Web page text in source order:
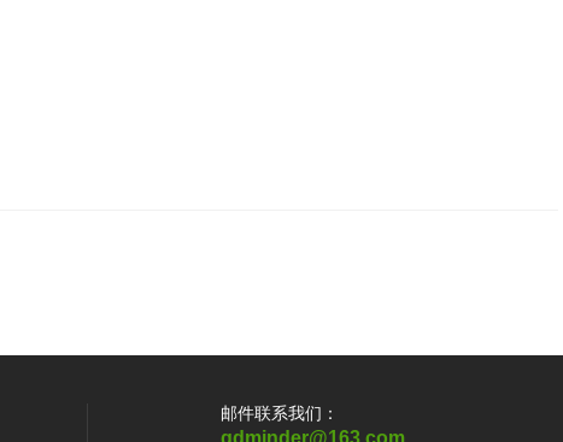
邮件联系我们：
qdminder@163.com